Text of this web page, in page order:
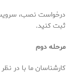
درخواست نصب، سرویس
ثبت کنید.
مرحله دوم
کارشناسان ما با در